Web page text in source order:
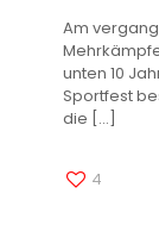
Am
unten 10
Sportfest
die […]
4